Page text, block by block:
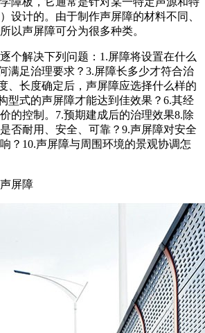
设计的。由于制作声屏障的材料不同、
以声屏障可分为很多种类。
个解决下列问题：1.屏障将设置在什么
满足治理要求？3.屏障长多少才符合治
、长度确定后，声屏障应选择什么样的
型式的声屏障才能达到佳效果？6.其经
的控制。7.预期建成后的治理效果8.除
否耐用、安全、可靠？9.声屏障对安全
？10.声屏障与周围环境的景观协调怎
屏障